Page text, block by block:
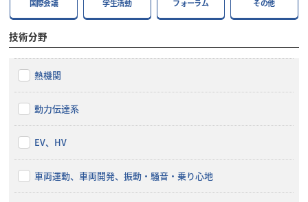
国際会議 学生活動 フォーラム その他
技術分野
熱機関
動力伝達系
EV、HV
車両運動、車両開発、振動・騒音・乗り心地